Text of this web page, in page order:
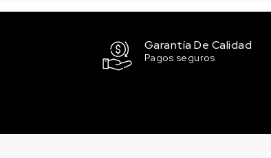
Garantía De Calidad
Pagos seguros